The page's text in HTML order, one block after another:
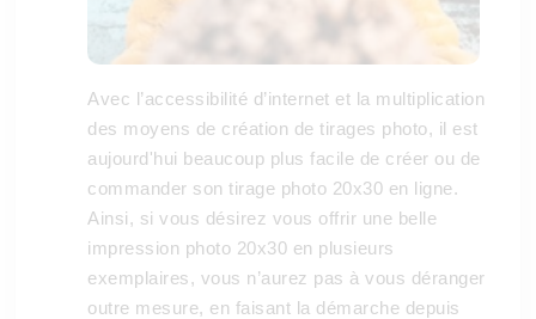
Avec l’accessibilité d’internet et la multiplication
des moyens de création de tirages photo, il est
aujourd'hui beaucoup plus facile de créer ou de
commander son tirage photo 20x30 en ligne.
Ainsi, si vous désirez vous offrir une belle
impression photo 20x30 en plusieurs
exemplaires, vous n’aurez pas à vous déranger
outre mesure, en faisant la démarche depuis